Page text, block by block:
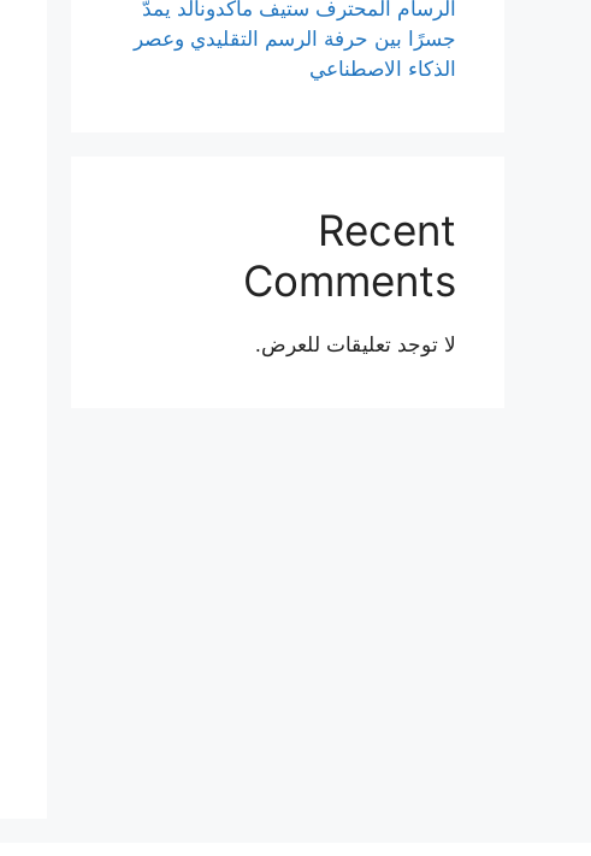
الرسام المحترف ستيف ماكدونالد يمدّ
جسرًا بين حرفة الرسم التقليدي وعصر
الذكاء الاصطناعي
Recent
Comments
لا توجد تعليقات للعرض.